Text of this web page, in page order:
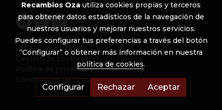
Aviso legal
Política de cookies
Gestión de cookies
Política de privacidad
Condiciones de compra
Recambios Oza utiliza cookies propias y terceros
para obtener datos estadísticos de la navegación de
nuestros usuarios y mejorar nuestros servicios.
Puedes configurar tus preferencias a través del botón
“Configurar” o obtener más información en nuestra
política de cookies.
Configurar Rechazar Aceptar